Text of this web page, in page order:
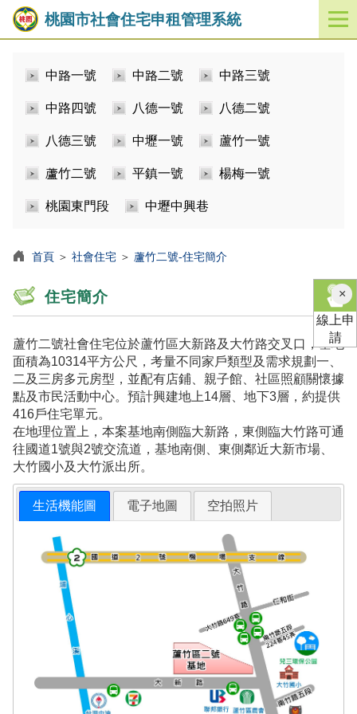
桃園市社會住宅申租管理系統
開
啟
中路一號 中路二號 中路三號
中路四號 八德一號 八德二號
八德三號 中壢一號 蘆竹一號
蘆竹二號 平鎮一號 楊梅一號
桃園東門段 中壢中興巷
首頁 ＞ 社會住宅 ＞ 蘆竹二號-住宅簡介
住宅簡介
蘆竹二號社會住宅位於蘆竹區大新路及大竹路交叉口，基地
面積為10314平方公尺，考量不同家戶類型及需求規劃一、
二及三房多元房型，並配有店鋪、親子館、社區照顧關懷據
點及市民活動中心。預計興建地上14層、地下3層，約提供
416戶住宅單元。
在地理位置上，本案基地南側臨大新路，東側臨大竹路可通
往國道1號與2號交流道，基地南側、東側鄰近大新市場、
大竹國小及大竹派出所。
生活機能圖 電子地圖 空拍照片
×關
閉
線上申
請